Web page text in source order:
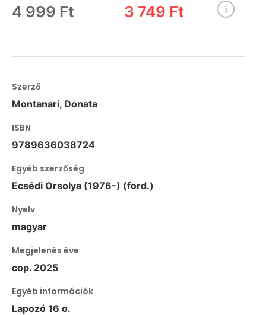
4 999 Ft 3 749 Ft
Szerző
Montanari, Donata
ISBN
9789636038724
Egyéb szerzőség
Ecsédi Orsolya (1976-) (ford.)
Nyelv
magyar
Megjelenés éve
cop. 2025
Egyéb információk
Lapozó 16 o.